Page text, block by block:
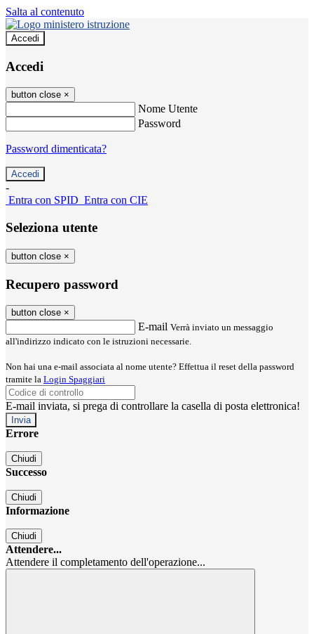
Salta al contenuto
Accedi
Accedi
button close ×
Nome Utente
Password
Password dimenticata?
-
Entra con SPID Entra con CIE
Seleziona utente
button close ×
Recupero password
button close ×
E-mail Verrà inviato un messaggio
all'indirizzo indicato con le istruzioni necessarie.
Non hai una e-mail associata al nome utente? Effettua il reset della password
tramite la Login Spaggiari
E-mail inviata, si prega di controllare la casella di posta elettronica!
Errore
Chiudi
Successo
Chiudi
Informazione
Chiudi
Attendere...
Attendere il completamento dell'operazione...